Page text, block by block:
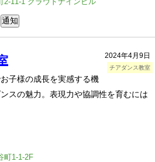
2024年4月9日
チアダンス教室
子様の成長を実感する機
スの魅力。表現力や協調性を育むには
町1-1-2F